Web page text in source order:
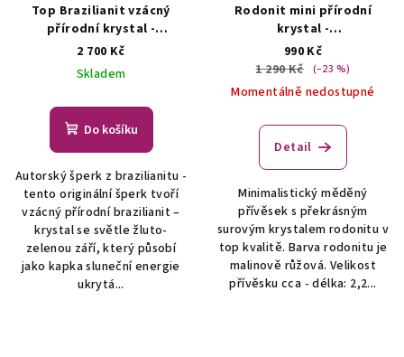
Top Brazilianit vzácný
přírodní krystal -
šperk/náhrdelník
PŘÍRODNÍMI KRYSTALY
2 700 Kč
Skladem
Do košíku
Autorský šperk z brazilianitu -
tento originální šperk tvoří
vzácný přírodní brazilianit –
krystal se světle žluto-
zelenou září, který působí
jako kapka sluneční energie
ukrytá...
Rodonit mini přírodní
krystal -
přívěsek/náhrdelník
AUTORSKÁ TVORBA ŠPERKŮ
Z MINERÁLŮ
990 Kč
1 290 Kč
(–23 %)
Momentálně nedostupné
Detail
Minimalistický měděný
přívěsek s překrásným
surovým krystalem rodonitu v
top kvalitě. Barva rodonitu je
malinově růžová. Velikost
přívěsku cca - délka: 2,2...